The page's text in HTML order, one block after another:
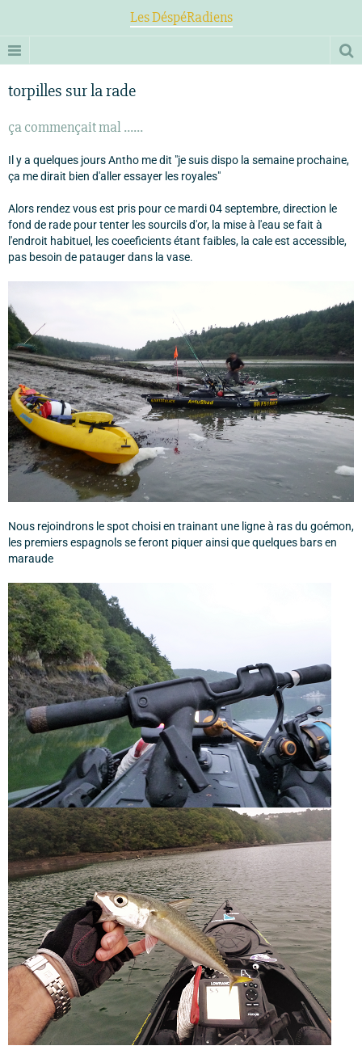
Les DéspéRadiens
torpilles sur la rade
ça commençait mal ......
Il y a quelques jours Antho me dit "je suis dispo la semaine prochaine,
ça me dirait bien d'aller essayer les royales"
Alors rendez vous est pris pour ce mardi 04 septembre, direction le
fond de rade pour tenter les sourcils d'or, la mise à l'eau se fait à
l'endroit habituel, les coeeficients étant faibles, la cale est accessible,
pas besoin de patauger dans la vase.
Nous rejoindrons le spot choisi en trainant une ligne à ras du goémon,
les premiers espagnols se feront piquer ainsi que quelques bars en
maraude